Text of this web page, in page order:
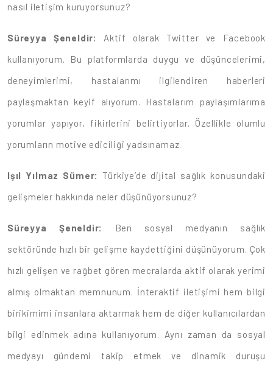
nasıl iletişim kuruyorsunuz?
Süreyya Şeneldir:
Aktif olarak Twitter ve Facebook
kullanıyorum. Bu platformlarda duygu ve düşüncelerimi,
deneyimlerimi, hastalarımı ilgilendiren haberleri
paylaşmaktan keyif alıyorum. Hastalarım paylaşımlarıma
yorumlar yapıyor, fikirlerini belirtiyorlar. Özellikle olumlu
yorumların motive ediciliği yadsınamaz.
Işıl Yılmaz Sümer:
Türkiye’de dijital sağlık konusundaki
gelişmeler hakkında neler düşünüyorsunuz?
Süreyya Şeneldir:
Ben sosyal medyanın sağlık
sektöründe hızlı bir gelişme kaydettiğini düşünüyorum. Çok
hızlı gelişen ve rağbet gören mecralarda aktif olarak yerimi
almış olmaktan memnunum. İnteraktif iletişimi hem bilgi
birikimimi insanlara aktarmak hem de diğer kullanıcılardan
bilgi edinmek adına kullanıyorum. Aynı zaman da sosyal
medyayı gündemi takip etmek ve dinamik duruşu